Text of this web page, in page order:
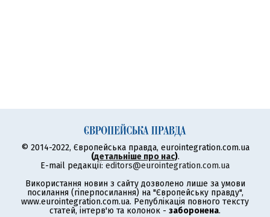
© 2014-2022, Європейська правда, eurointegration.com.ua
(детальніше про нас).
E-mail редакції: editors@eurointegration.com.ua
Використання новин з сайту дозволено лише за умови
посилання (гіперпосилання) на "Європейську правду",
www.eurointegration.com.ua. Републікація повного тексту
статей, інтерв'ю та колонок - заборонена.